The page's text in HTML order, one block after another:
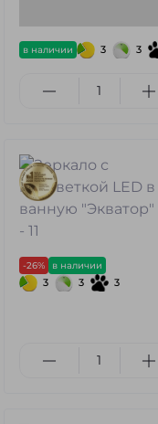
в наличии 3 3
-26% в наличии
3 3 3